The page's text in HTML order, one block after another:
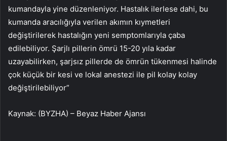
kumandayla yine düzenleniyor. Hastalık ilerlese dahi, bu
kumanda aracılığıyla verilen akımın kıymetleri
değiştirilerek hastalığın yeni semptomlarıyla çaba
edilebiliyor. Şarjlı pillerin ömrü 15-20 yıla kadar
uzayabilirken, şarjsız pillerde de ömrün tükenmesi halinde
çok küçük bir kesi ve lokal anestezi ile pil kolay kolay
değiştirilebiliyor”
Kaynak: (BYZHA) – Beyaz Haber Ajansı